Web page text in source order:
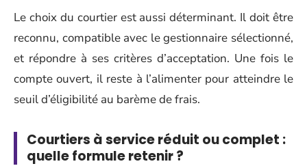
Le choix du courtier est aussi déterminant. Il doit être
reconnu, compatible avec le gestionnaire sélectionné,
et répondre à ses critères d’acceptation. Une fois le
compte ouvert, il reste à l’alimenter pour atteindre le
seuil d’éligibilité au barème de frais.
Courtiers à service réduit ou complet :
quelle formule retenir ?